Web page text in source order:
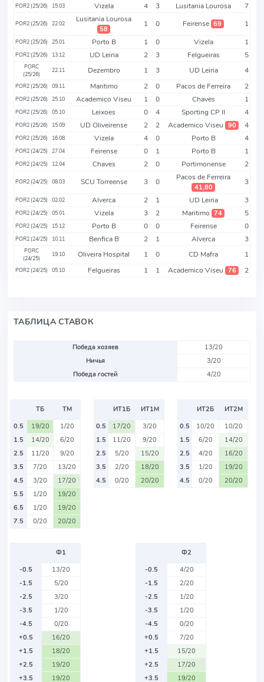
POR2 (25/26) 15.03 Vizela 4 3 Lusitania Lourosa 7
POR2 (25/26) 22.02 Lusitania Lourosa
58
1 0 Feirense 69 1
POR2 (25/26) 25.01 Porto B 1 0 Vizela 1
POR2 (25/26) 13.12 UD Leiria 2 3 Felgueiras 5
PORC
(25/26)
22.11 Dezembro 1 3 UD Leiria 4
POR2 (25/26) 09.11 Maritimo 2 0 Pacos de Ferreira 2
POR2 (25/26) 25.10 Academico Viseu 1 0 Chaves 1
POR2 (25/26) 05.10 Leixoes 0 4 Sporting CP II 4
POR2 (25/26) 15.09 UD Oliveirense 2 2 Academico Viseu 90 4
POR2 (25/26) 16.08 Vizela 4 0 Porto B 4
POR2 (24/25) 27.04 Feirense 0 1 Porto B 1
POR2 (24/25) 12.04 Chaves 2 0 Portimonense 2
POR2 (24/25) 08.03 SCU Torreense 3 0 Pacos de Ferreira
41,80
3
POR2 (24/25) 02.02 Alverca 2 1 UD Leiria 3
POR2 (24/25) 05.01 Vizela 3 2 Maritimo 74 5
POR2 (24/25) 15.12 Porto B 0 0 Feirense 0
POR2 (24/25) 10.11 Benfica B 2 1 Alverca 3
PORC
(24/25)
19.10 Oliveira Hospital 1 0 CD Mafra 1
POR2 (24/25) 05.10 Felgueiras 1 1 Academico Viseu 76 2
ТАБЛИЦА СТАВОК
Победа хозяев
13/20
Ничья
3/20
Победа гостей
4/20
ТБ
ТМ
0.5
19/20
1/20
1.5
14/20
6/20
2.5
11/20
9/20
3.5
7/20
13/20
4.5
3/20
17/20
5.5
1/20
19/20
6.5
1/20
19/20
7.5
0/20 20/20
ИТ1Б
ИТ1М
0.5
17/20
3/20
1.5
11/20
9/20
2.5
5/20
15/20
3.5
2/20
18/20
4.5
0/20 20/20
ИТ2Б
ИТ2М
0.5
10/20
10/20
1.5
6/20
14/20
2.5
4/20
16/20
3.5
1/20
19/20
4.5
0/20 20/20
Ф1
-0.5
13/20
-1.5
5/20
-2.5
3/20
-3.5
1/20
-4.5
0/20
+0.5
16/20
+1.5
18/20
+2.5
19/20
+3.5
19/20
Ф2
-0.5
4/20
-1.5
2/20
-2.5
1/20
-3.5
1/20
-4.5
0/20
+0.5
7/20
+1.5
15/20
+2.5
17/20
+3.5
19/20